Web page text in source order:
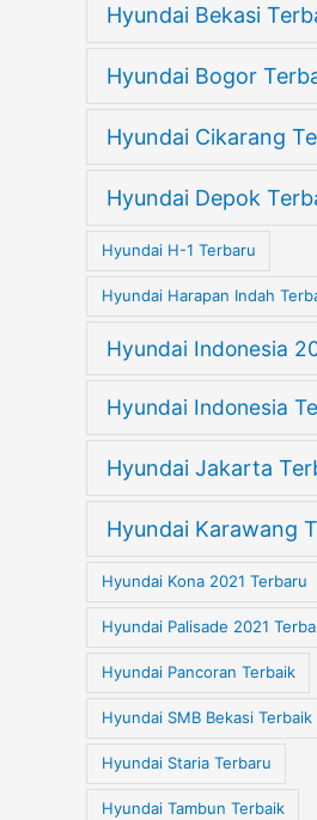
Hyundai Bekasi
Hyundai Bogor
Hyundai Cikarang
Hyundai Depok
Hyundai H-1 Terbaru
Hyundai Harapan Indah
Hyundai Indonesia
Hyundai Indonesia
Hyundai Jakarta
Hyundai Karawang
Hyundai Kona 2021 Terbaru
Hyundai Palisade 2021
Hyundai Pancoran Terbaik
Hyundai SMB Bekasi Terbaik
Hyundai Staria Terbaru
Hyundai Tambun Terbaik